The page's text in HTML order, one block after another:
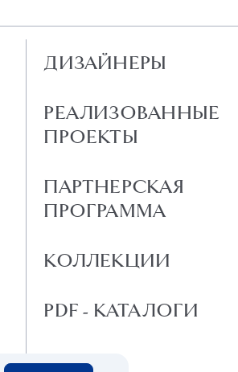
ДИЗАЙНЕРЫ
РЕАЛИЗОВАННЫЕ
ПРОЕКТЫ
ПАРТНЕРСКАЯ
ПРОГРАММА
КОЛЛЕКЦИИ
PDF - КАТАЛОГИ